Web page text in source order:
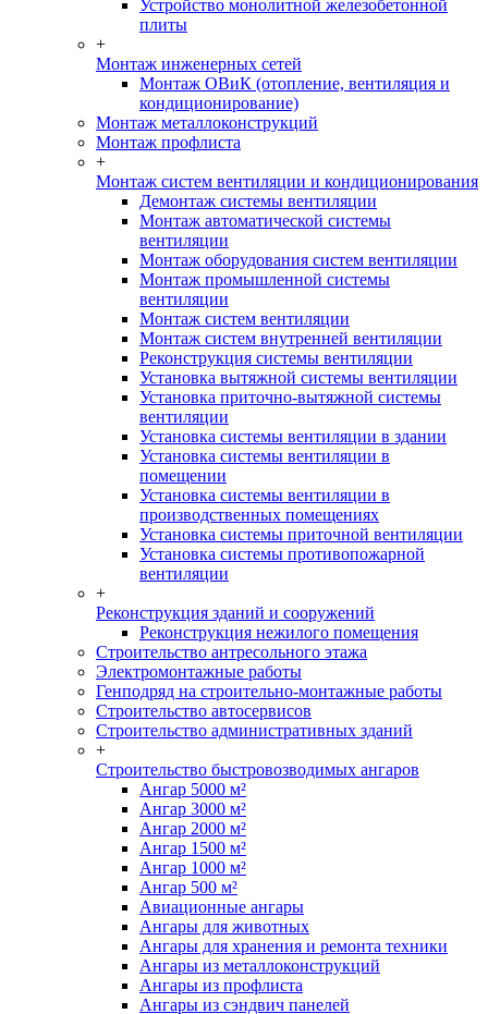
Устройство монолитной железобетонной
плиты
+
Монтаж инженерных сетей
Монтаж ОВиК (отопление, вентиляция и
кондиционирование)
Монтаж металлоконструкций
Монтаж профлиста
+
Монтаж систем вентиляции и кондиционирования
Демонтаж системы вентиляции
Монтаж автоматической системы
вентиляции
Монтаж оборудования систем вентиляции
Монтаж промышленной системы
вентиляции
Монтаж систем вентиляции
Монтаж систем внутренней вентиляции
Реконструкция системы вентиляции
Установка вытяжной системы вентиляции
Установка приточно-вытяжной системы
вентиляции
Установка системы вентиляции в здании
Установка системы вентиляции в
помещении
Установка системы вентиляции в
производственных помещениях
Установка системы приточной вентиляции
Установка системы противопожарной
вентиляции
+
Реконструкция зданий и сооружений
Реконструкция нежилого помещения
Строительство антресольного этажа
Электромонтажные работы
Генподряд на строительно-монтажные работы
Строительство автосервисов
Строительство административных зданий
+
Строительство быстровозводимых ангаров
Ангар 5000 м²
Ангар 3000 м²
Ангар 2000 м²
Ангар 1500 м²
Ангар 1000 м²
Ангар 500 м²
Авиационные ангары
Ангары для животных
Ангары для хранения и ремонта техники
Ангары из металлоконструкций
Ангары из профлиста
Ангары из сэндвич панелей